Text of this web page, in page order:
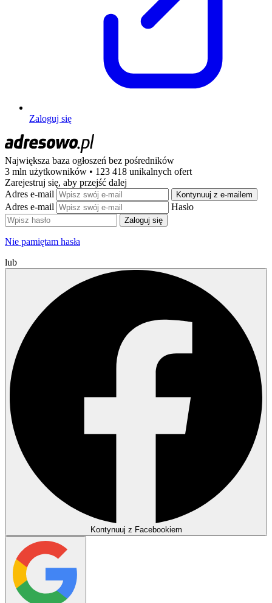
Zaloguj się
Największa baza ogłoszeń bez pośredników
3 mln użytkowników • 123 418 unikalnych ofert
Zarejestruj się, aby przejść dalej
Adres e-mail
Kontynuuj z e-mailem
Adres e-mail Hasło
Zaloguj się
Nie pamiętam hasła
lub
Kontynuuj z Facebookiem